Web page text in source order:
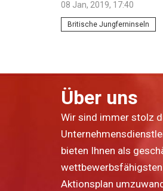
08 Jan, 2019, 17:40
Britische Jungferninseln
Über uns
Wir sind immer stolz
bieten Ihnen als
wettbewerbsfähigsten
Aktionsplan